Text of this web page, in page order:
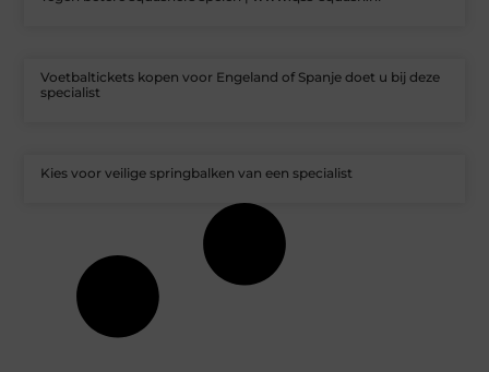
Voetbaltickets kopen voor Engeland of Spanje doet u bij deze
specialist
Kies voor veilige springbalken van een specialist